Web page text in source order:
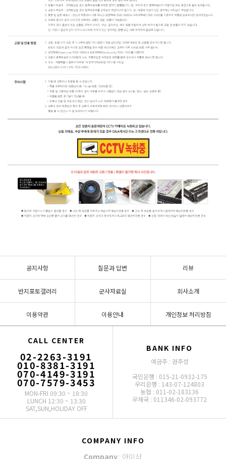
공지사항 질문과 답변 리뷰
반지포토갤러리 군사자료실 회사소개
이용약관 이용안내 개인정보 처리방침
CALL CENTER
02-2263-3191
010-8381-3191
070-4149-3191
070-7579-3453
MON-FRI 09:30 ~ 18:30
LUNCH 12:30 ~ 13:30
SAT,SUN,HOLIDAY OFF
BANK INFO
예금주 : 권주성
국민은행 : 015-21-0932-175
우리은행 : 143-07-124803
농협 : 011-02-183136
우체국 : 011346-02-093772
COMPANY INFO
Company : 아미샵